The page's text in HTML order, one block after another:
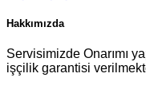
Hakkımızda
Servisimizde Onarımı
işçilik garantisi